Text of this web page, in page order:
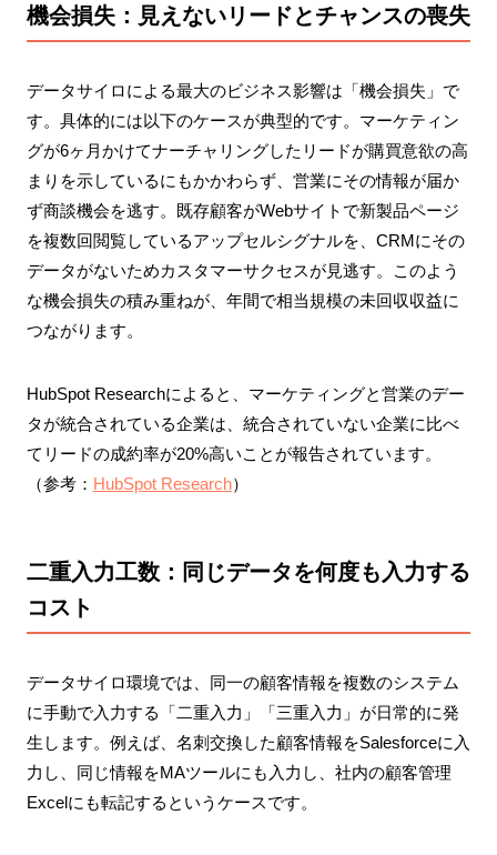
機会損失：見えないリードとチャンスの喪失
データサイロによる最大のビジネス影響は「機会損失」で
す。具体的には以下のケースが典型的です。マーケティン
グが6ヶ月かけてナーチャリングしたリードが購買意欲の高
まりを示しているにもかかわらず、営業にその情報が届か
ず商談機会を逃す。既存顧客がWebサイトで新製品ページ
を複数回閲覧しているアップセルシグナルを、CRMにその
データがないためカスタマーサクセスが見逃す。このよう
な機会損失の積み重ねが、年間で相当規模の未回収収益に
つながります。
HubSpot Researchによると、マーケティングと営業のデー
タが統合されている企業は、統合されていない企業に比べ
てリードの成約率が20%高いことが報告されています。
（参考： HubSpot Research）
二重入力工数：同じデータを何度も入力する
コスト
データサイロ環境では、同一の顧客情報を複数のシステム
に手動で入力する「二重入力」「三重入力」が日常的に発
生します。例えば、名刺交換した顧客情報をSalesforceに入
力し、同じ情報をMAツールにも入力し、社内の顧客管理
Excelにも転記するというケースです。